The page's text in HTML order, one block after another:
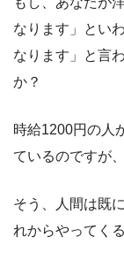
なります」とい
なります」と言
か？
時給1200円の人
ているのですが
そう、人間は既
れからやってく